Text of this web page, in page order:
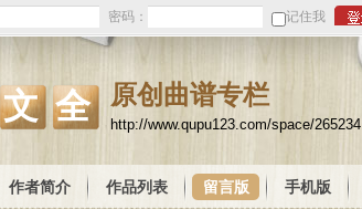
密码： 记住我
全 原创曲谱专栏
http://www.qupu123.com/space/265234
作者简介 作品列表 留言版 手机版